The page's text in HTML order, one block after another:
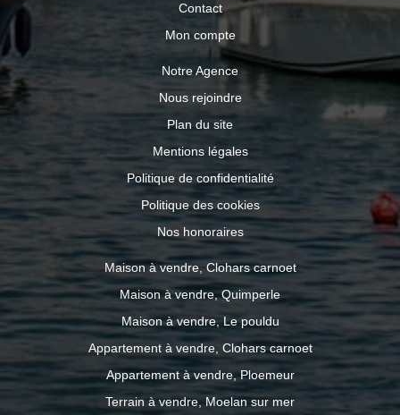
Contact
Mon compte
Notre Agence
Nous rejoindre
Plan du site
Mentions légales
Politique de confidentialité
Politique des cookies
Nos honoraires
Maison à vendre, Clohars carnoet
Maison à vendre, Quimperle
Maison à vendre, Le pouldu
Appartement à vendre, Clohars carnoet
Appartement à vendre, Ploemeur
Terrain à vendre, Moelan sur mer